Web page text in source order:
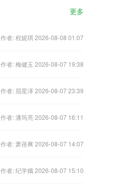
更多
作者: 程妮琪 2026-08-08 01:07
作者: 梅健玉 2026-08-07 19:38
作者: 屈星泽 2026-08-07 23:39
作者: 潘筠亮 2026-08-07 16:11
作者: 萧蓓爽 2026-08-07 14:07
作者: 纪学娥 2026-08-07 15:10